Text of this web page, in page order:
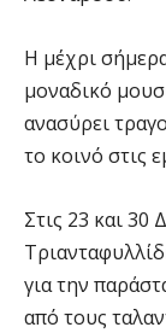
Η μέχρι
μοναδικό
ανασύρει
το κοινό στις
Στις 23 και
για την
από τους